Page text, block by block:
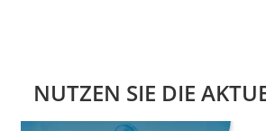
NUTZEN SIE DIE